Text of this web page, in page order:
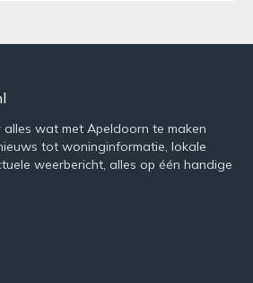
alles wat met Apeldoorn te maken
tot woninginformatie, lokale
weerbericht, alles op één handige